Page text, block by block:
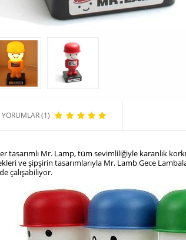
YORUMLAR (1)
tasarımlı Mr. Lamp, tüm sevimliliğiyle karanlık
ve şipşirin tasarımlarıyla Mr. Lamb Gece
çalışabiliyor.